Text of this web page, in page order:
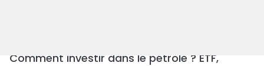
Comment investir dans le pétrole ? ETF,